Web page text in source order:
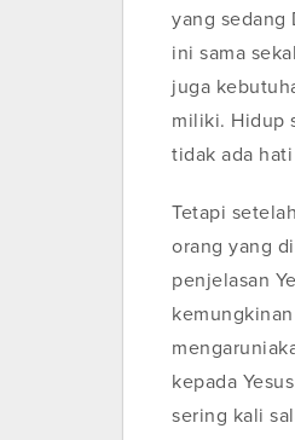
yang sedang
ini sama
juga
miliki. Hidup
tidak ada
Tetapi
orang yang
penjelasan
kepada
sering kali